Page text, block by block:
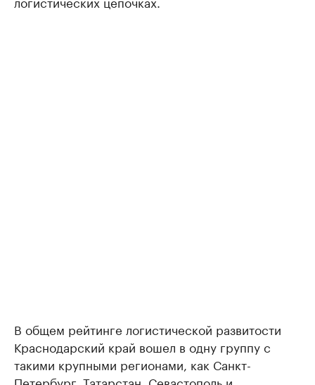
В общем рейтинге логистической развитости
Краснодарский край вошел в одну группу с
такими крупными регионами, как Санкт-